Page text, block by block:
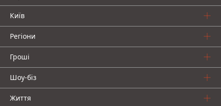
Київ
Регіони
Гроші
Шоу-біз
Життя